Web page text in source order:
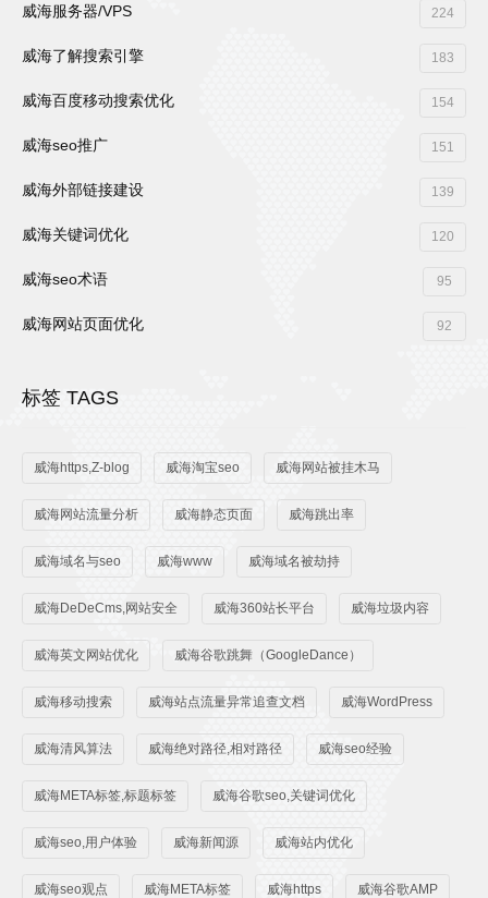
威海服务器/VPS 224
威海了解搜索引擎 183
威海百度移动搜索优化 154
威海seo推广 151
威海外部链接建设 139
威海关键词优化 120
威海seo术语 95
威海网站页面优化 92
标签 TAGS
威海https,Z-blog 威海淘宝seo 威海网站被挂木马
威海网站流量分析 威海静态页面 威海跳出率
威海域名与seo 威海www 威海域名被劫持
威海DeDeCms,网站安全 威海360站长平台 威海垃圾内容
威海英文网站优化 威海谷歌跳舞（GoogleDance）
威海移动搜索 威海站点流量异常追查文档 威海WordPress
威海清风算法 威海绝对路径,相对路径 威海seo经验
威海META标签,标题标签 威海谷歌seo,关键词优化
威海seo,用户体验 威海新闻源 威海站内优化
威海seo观点 威海META标签 威海https 威海谷歌AMP